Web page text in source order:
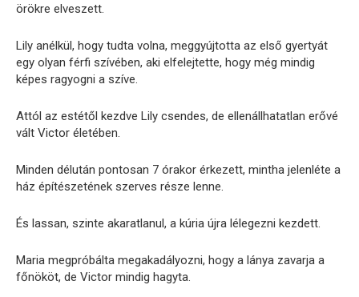
örökre elveszett.
Lily anélkül, hogy tudta volna, meggyújtotta az első gyertyát
egy olyan férfi szívében, aki elfelejtette, hogy még mindig
képes ragyogni a szíve.
Attól az estétől kezdve Lily csendes, de ellenállhatatlan erővé
vált Victor életében.
Minden délután pontosan 7 órakor érkezett, mintha jelenléte a
ház építészetének szerves része lenne.
És lassan, szinte akaratlanul, a kúria újra lélegezni kezdett.
Maria megpróbálta megakadályozni, hogy a lánya zavarja a
főnököt, de Victor mindig hagyta.